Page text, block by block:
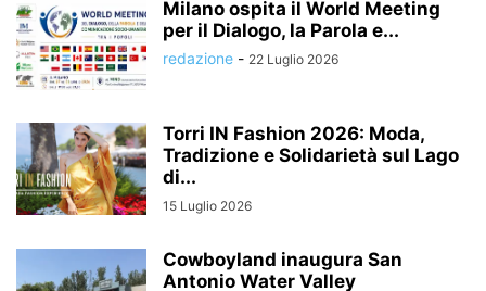
Milano ospita il World Meeting
per il Dialogo, la Parola e...
redazione - 22 Luglio 2026
Torri IN Fashion 2026: Moda,
Tradizione e Solidarietà sul Lago
di...
15 Luglio 2026
Cowboyland inaugura San
Antonio Water Valley